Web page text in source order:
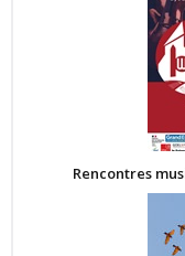
Rencontres